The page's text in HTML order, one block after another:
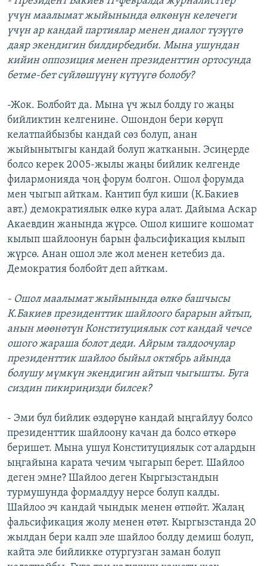
үчүн маалымат жыйынында өлкөнүн келечеги
үчүн ар кандай партиялар менен диалог түзүүгө
даяр экендигин билдирбедиби. Мына ушундан
кийин оппозиция менен президенттин ортосунда
бетме-бет сүйлөшүүнү күтүүгө болобу?
-Жок. Болбойт да. Мына үч жыл болду го жаңы
бийликтин келгенине. Ошондон бери көрүп
келатпайбызбы кандай сөз болуп, анан
жыйынытыгы кандай болуп жатканын. Эсиңерде
болсо керек 2005-жылы жаңы бийлик келгенде
филармонияда чоң форум болгон. Ошол форумда
мен чыгып айткам. Кантип бул киши (К.Бакиев
авт.) демократиялык өлкө кура алат. Дайыма Аскар
Акаевдин жанында жүрсө. Ошол кишиге кошомат
кылып шайлоонун барын фальсификация кылып
жүрсө. Анан ошол эле жол менен кетебиз да.
Демократия болбойт деп айткам.
- Ошол маалымат жыйынында өлкө башчысы
К.Бакиев президенттик шайлоого барарын айтып,
анын мөөнөтүн Конституциялык сот кандай чечсе
ошого жараша болот деди. Айрым талдоочулар
президенттик шайлоо быйыл октябрь айында
болушу мүмкүн экендигин айтып чыгышты. Буга
сиздин пикириңизди билсек?
- Эми бул бийлик өздөрүнө кандай ыңгайлуу болсо
президенттик шайлоону качан да болсо өткөрө
беришет. Мына ушул Конституциялык сот алардын
ыңгайына карата чечим чыгарып берет. Шайлоо
деген эмне? Шайлоо деген Кыргызстандын
турмушунда формалдуу нерсе болуп калды.
Шайлоо эч кандай чындык менен өтпөйт. Жалаң
фальсификация жолу менен өтөт. Кыргызстанда 20
жылдан бери калп эле шайлоо болду демиш болуп,
кайта эле бийликке отургузган заман болуп